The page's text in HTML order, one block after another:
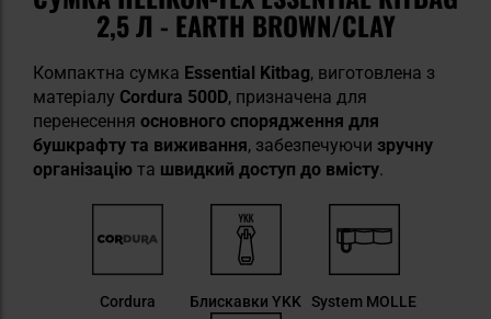
2,5 Л - EARTH BROWN/CLAY
Компактна сумка Essential Kitbag, виготовлена з
матеріалу Cordura 500D, призначена для
перенесення основного спорядження для
бушкрафту та виживання, забезпечуючи зручну
організацію та швидкий доступ до вмісту.
Cordura Блискавки YKK System MOLLE